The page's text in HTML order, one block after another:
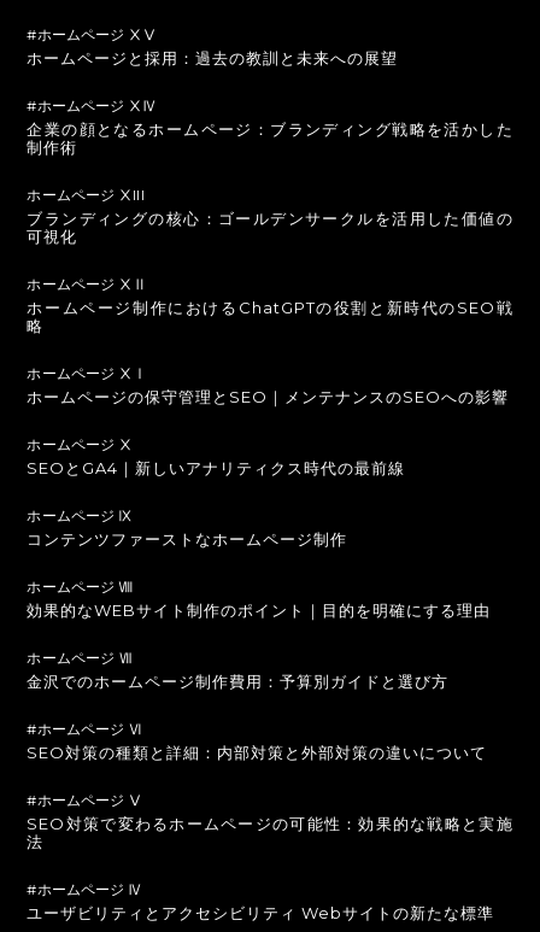
#ホームページ ⅩⅤ
ホームページと採用：過去の教訓と未来への展望
#ホームページ ⅩⅣ
企業の顔となるホームページ：ブランディング戦略を活かした
制作術
ホームページ ⅩIII
ブランディングの核心：ゴールデンサークルを活用した価値の
可視化
ホームページ ⅩⅡ
ホームページ制作におけるChatGPTの役割と新時代のSEO戦
略
ホームページ ⅩⅠ
ホームページの保守管理とSEO｜メンテナンスのSEOへの影響
ホームページ Ⅹ
SEOとGA4｜新しいアナリティクス時代の最前線
ホームページ Ⅸ
コンテンツファーストなホームページ制作
ホームページ Ⅷ
効果的なWEBサイト制作のポイント｜目的を明確にする理由
ホームページ Ⅶ
金沢でのホームページ制作費用：予算別ガイドと選び方
#ホームページ Ⅵ
SEO対策の種類と詳細：内部対策と外部対策の違いについて
#ホームページ Ⅴ
SEO対策で変わるホームページの可能性：効果的な戦略と実施
法
#ホームページ Ⅳ
ユーザビリティとアクセシビリティ Webサイトの新たな標準